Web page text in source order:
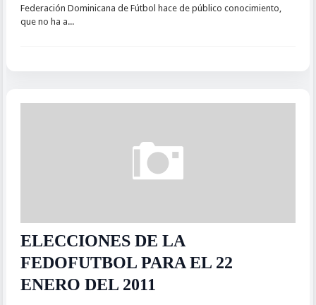
Federación Dominicana de Fútbol hace de público conocimiento,
que no ha a...
ELECCIONES DE LA
FEDOFUTBOL PARA EL 22
ENERO DEL 2011